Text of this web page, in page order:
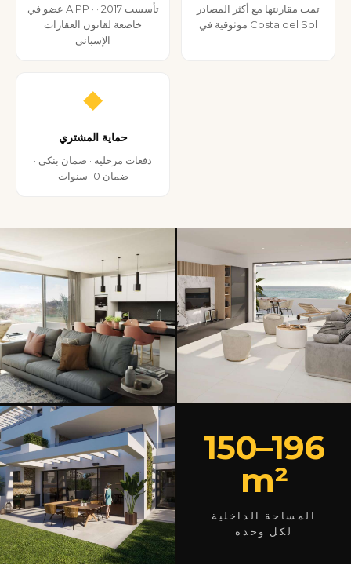
عضو في AIPP · تأسست 2017 ·
خاضعة لقانون العقارات
الإسباني
تمت مقارنتها مع أكثر المصادر
موثوقية في Costa del Sol
◆
حماية المشتري
دفعات مرحلية · ضمان بنكي ·
ضمان 10 سنوات
150–196
m²
المساحة الداخلية
لكل وحدة